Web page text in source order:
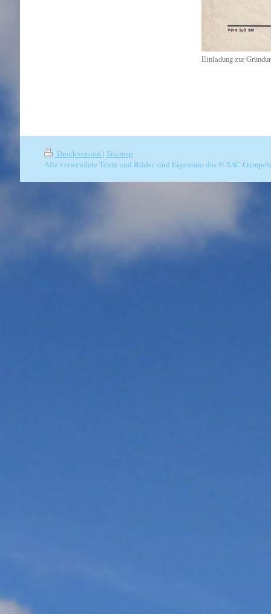
Einladung zur
Druckversion | Sitemap
Alle verwendete Texte und Bilder sind Eigentum des © SAC